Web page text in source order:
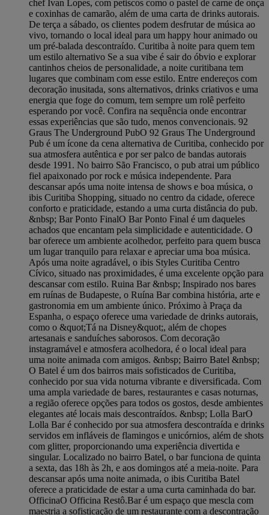
chef Ivan Lopes, com petiscos como o pastel de carne de onça
e coxinhas de camarão, além de uma carta de drinks autorais.
De terça a sábado, os clientes podem desfrutar de música ao
vivo, tornando o local ideal para um happy hour animado ou
um pré-balada descontraído. Curitiba à noite para quem tem
um estilo alternativo Se a sua vibe é sair do óbvio e explorar
cantinhos cheios de personalidade, a noite curitibana tem
lugares que combinam com esse estilo. Entre endereços com
decoração inusitada, sons alternativos, drinks criativos e uma
energia que foge do comum, tem sempre um rolê perfeito
esperando por você. Confira na sequência onde encontrar
essas experiências que são tudo, menos convencionais. 92
Graus The Underground Pub ​O 92 Graus The Underground
Pub é um ícone da cena alternativa de Curitiba, conhecido por
sua atmosfera autêntica e por ser palco de bandas autorais
desde 1991. No bairro São Francisco, o pub atrai um público
fiel apaixonado por rock e música independente. Para
descansar após uma noite intensa de shows e boa música, o
ibis Curitiba Shopping, situado no centro da cidade, oferece
conforto e praticidade, estando a uma curta distância do pub.
&nbsp; Bar Ponto Final ​O Bar Ponto Final é um daqueles
achados que encantam pela simplicidade e autenticidade. O
bar oferece um ambiente acolhedor, perfeito para quem busca
um lugar tranquilo para relaxar e apreciar uma boa música.
Após uma noite agradável, o ibis Styles Curitiba Centro
Cívico, situado nas proximidades, é uma excelente opção para
descansar com estilo. Ruina Bar &nbsp; Inspirado nos bares
em ruínas de Budapeste, o Ruína Bar combina história, arte e
gastronomia em um ambiente único. Próximo à Praça da
Espanha, o espaço oferece uma variedade de drinks autorais,
como o &quot;Tá na Disney&quot;, além de chopes
artesanais e sanduíches saborosos. Com decoração
instagramável e atmosfera acolhedora, é o local ideal para
uma noite animada com amigos. &nbsp; Bairro Batel &nbsp; ​
O Batel é um dos bairros mais sofisticados de Curitiba,
conhecido por sua vida noturna vibrante e diversificada. Com
uma ampla variedade de bares, restaurantes e casas noturnas,
a região oferece opções para todos os gostos, desde ambientes
elegantes até locais mais descontraídos. &nbsp; Lolla Bar ​O
Lolla Bar é conhecido por sua atmosfera descontraída e drinks
servidos em infláveis de flamingos e unicórnios, além de shots
com glitter, proporcionando uma experiência divertida e
singular. Localizado no bairro Batel, o bar funciona de quinta
a sexta, das 18h às 2h, e aos domingos até a meia-noite. Para
descansar após uma noite animada, o ibis Curitiba Batel
oferece a praticidade de estar a uma curta caminhada do bar.
Officina ​O Officina Restô.Bar é um espaço que mescla com
maestria a sofisticação de um restaurante com a descontração